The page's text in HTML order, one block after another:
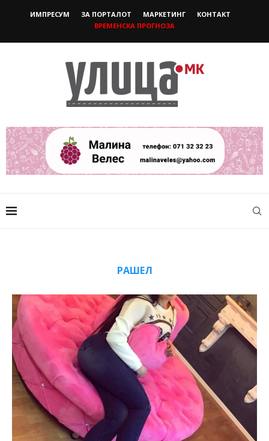
ИМПРЕСУМ ЗА ПОРТАЛОТ МАРКЕТИНГ
КОНТАКТ
ВРЕМЕНСКА ПРОГНОЗА
РАШЕЛ